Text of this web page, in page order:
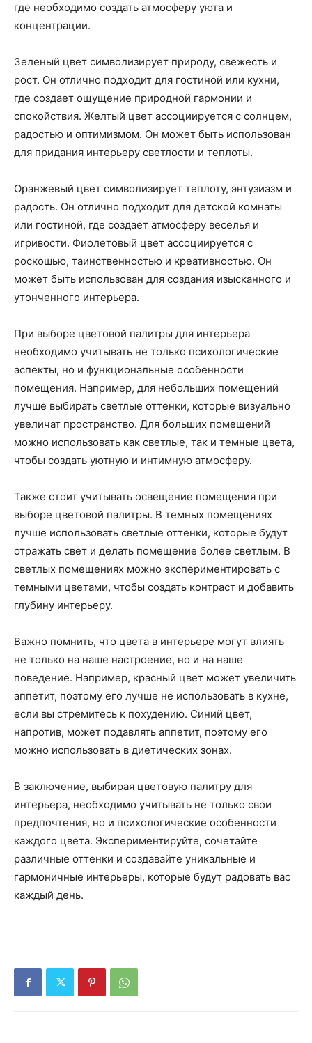
где необходимо создать атмосферу уюта и
концентрации.
Зеленый цвет символизирует природу, свежесть и
рост. Он отлично подходит для гостиной или кухни,
где создает ощущение природной гармонии и
спокойствия. Желтый цвет ассоциируется с солнцем,
радостью и оптимизмом. Он может быть использован
для придания интерьеру светлости и теплоты.
Оранжевый цвет символизирует теплоту, энтузиазм и
радость. Он отлично подходит для детской комнаты
или гостиной, где создает атмосферу веселья и
игривости. Фиолетовый цвет ассоциируется с
роскошью, таинственностью и креативностью. Он
может быть использован для создания изысканного и
утонченного интерьера.
При выборе цветовой палитры для интерьера
необходимо учитывать не только психологические
аспекты, но и функциональные особенности
помещения. Например, для небольших помещений
лучше выбирать светлые оттенки, которые визуально
увеличат пространство. Для больших помещений
можно использовать как светлые, так и темные цвета,
чтобы создать уютную и интимную атмосферу.
Также стоит учитывать освещение помещения при
выборе цветовой палитры. В темных помещениях
лучше использовать светлые оттенки, которые будут
отражать свет и делать помещение более светлым. В
светлых помещениях можно экспериментировать с
темными цветами, чтобы создать контраст и добавить
глубину интерьеру.
Важно помнить, что цвета в интерьере могут влиять
не только на наше настроение, но и на наше
поведение. Например, красный цвет может увеличить
аппетит, поэтому его лучше не использовать в кухне,
если вы стремитесь к похудению. Синий цвет,
напротив, может подавлять аппетит, поэтому его
можно использовать в диетических зонах.
В заключение, выбирая цветовую палитру для
интерьера, необходимо учитывать не только свои
предпочтения, но и психологические особенности
каждого цвета. Экспериментируйте, сочетайте
различные оттенки и создавайте уникальные и
гармоничные интерьеры, которые будут радовать вас
каждый день.